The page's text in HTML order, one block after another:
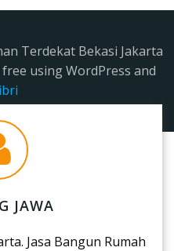
Terdekat Bekasi Jakarta
using WordPress and
JAWA
Jasa Bangun Rumah